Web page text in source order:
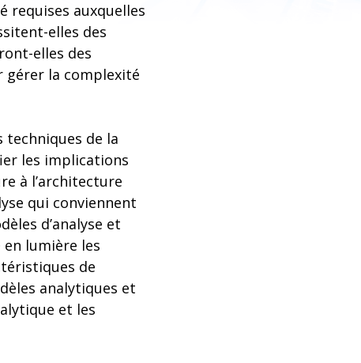
requises auxquelles
elles des
elles des
gérer la complexité
techniques de la
les implications
à l’architecture
qui conviennent
d’analyse et
lumière les
de
analytiques et
et les